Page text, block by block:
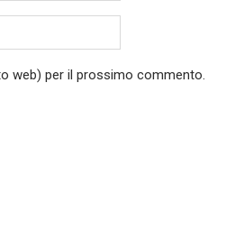
web) per il prossimo commento.